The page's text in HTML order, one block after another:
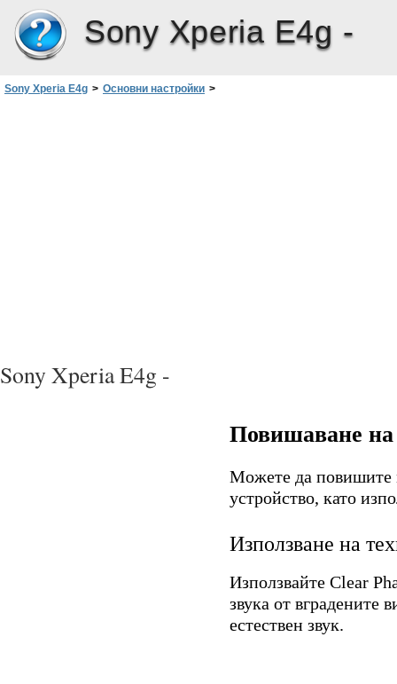
Sony Xperia E4g -
Sony Xperia E4g > Основни настройки >
Sony Xperia E4g -
Повишаване на
Можете да повишите
устройство, като
Използване на
Използвайте Clear
звука от вградените
естествен звук.